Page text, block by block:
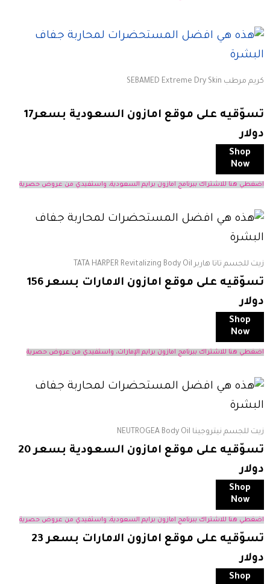
كريم مرطب SEBAMED Extreme Dry Skin
تسوّقيه على موقع امازون السعودية بسعر17
دولار
Shop
Now
اضغطي هنا للاشتراك ببرنامج امازون برايم السعودية، واستفيدي من عروض حصرية
زيت للجسم تاتا هاربر TATA HARPER Revitalizing Body Oil
تسوّقيه على موقع امازون الامارات بسعر 156
دولار
Shop
Now
اضغطي هنا للاشتراك ببرنامج امازون برايم الإمارات، واستفيدي من عروض حصرية
زيت للجسم نيتروجينا NEUTROGEA Body Oil
تسوّقيه على موقع امازون السعودية بسعر 20
دولار
Shop
Now
اضغطي هنا للاشتراك ببرنامج امازون برايم السعودية، واستفيدي من عروض حصرية
تسوّقيه على موقع امازون الامارات بسعر 23
دولار
Shop